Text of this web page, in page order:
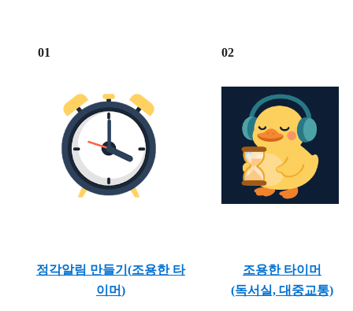
01 02
정각알림 만들기(조용한 타
이머)
조용한 타이머
(독서실, 대중교통)